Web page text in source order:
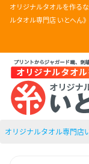
オリジナルタオルを作る
ルタオル専門店 いとへん》
オリジナルタオル専門店